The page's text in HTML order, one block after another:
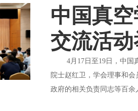
中国真
交流活
4月17日至19日，中国真
院士赵红卫，学会理事和
政府的相关负责同志等